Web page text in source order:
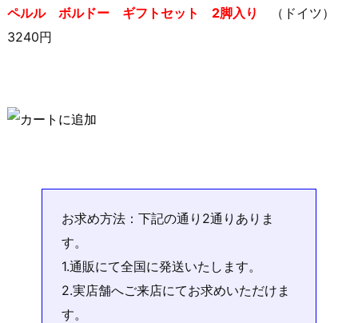
ペルル ボルドー ギフトセット 2脚入り
（ドイツ）
3240円
お求め方法：下記の通り2通りありま
す。
1.通販にて全国に発送いたします。
2.実店舗へご来店にてお求めいただけま
す。